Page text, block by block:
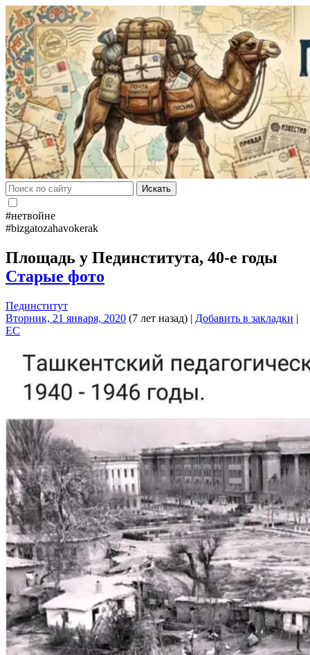
Искать
#нетвойне
#bizgatozahavokerak
Площадь у Пединститута, 40-е годы
Старые фото
Пединститут
Вторник, 21 января, 2020 (7 лет назад) | Добавить в закладки |
EC